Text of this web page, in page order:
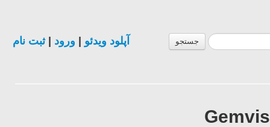
جستجو آپلود ویدئو ورود |ثبت نام